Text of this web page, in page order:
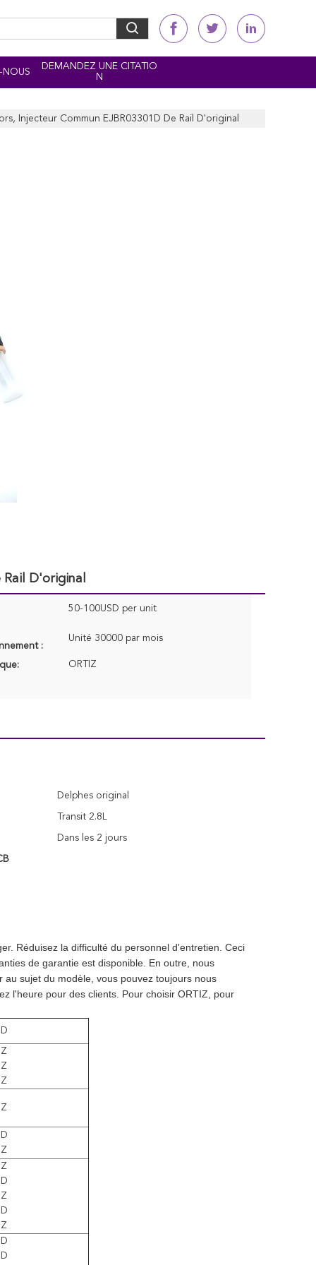
DEMANDEZ UNE CITATIO
N
Injecteur Commun EJBR03301D De Rail D'original
D'original
50-100USD per unit
:
Unité 30000 par mois
ORTIZ
Delphes original
Transit 2.8L
Dans les 2 jours
Réduisez la difficulté du personnel d'entretien. Ceci
de garantie est disponible. En outre, nous
sujet du modèle, vous pouvez toujours nous
l'heure pour des clients. Pour choisir ORTIZ, pour